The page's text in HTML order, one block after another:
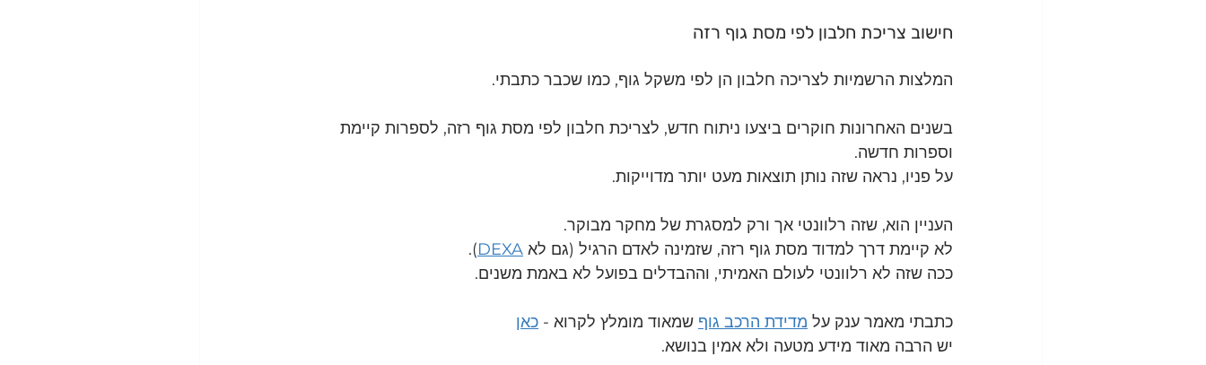
חישוב צריכת חלבון לפי מסת גוף רזה
המלצות הרשמיות לצריכה חלבון הן לפי משקל גוף, כמו שכבר כתבתי.
בשנים האחרונות חוקרים ביצעו ניתוח חדש, לצריכת חלבון לפי מסת גוף רזה, לספרות קיימת
וספרות חדשה.
על פניו, נראה שזה נותן תוצאות מעט יותר מדוייקות.
העניין הוא, שזה רלוונטי אך ורק למסגרת של מחקר מבוקר.
לא קיימת דרך למדוד מסת גוף רזה, שזמינה לאדם הרגיל (גם לא DEXA
).
ככה שזה לא רלוונטי לעולם האמיתי, וההבדלים בפועל לא באמת משנים.
כתבתי מאמר ענק על מדידת הרכב גוף שמאוד מומלץ לקרוא - כאן
יש הרבה מאוד מידע מטעה ולא אמין בנושא.